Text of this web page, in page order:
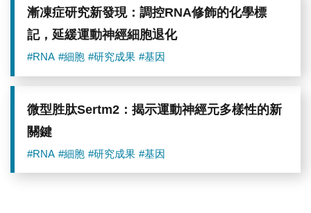
漸凍症研究新發現：調控RNA修飾的化學標
記，延緩運動神經細胞退化
#RNA #細胞 #研究成果 #基因
微型胜肽Sertm2：揭示運動神經元多樣性的新
關鍵
#RNA #細胞 #研究成果 #基因